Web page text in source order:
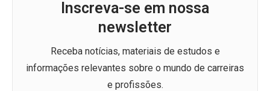
Inscreva-se em nossa
newsletter
Receba notícias, materiais de estudos e
informações relevantes sobre o mundo de carreiras
e profissões.